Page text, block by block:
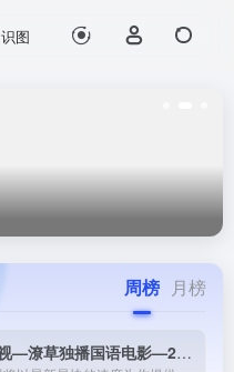
识图
周榜 月榜
潦草影视—潦草独播国语电影—2023最新国语大片—免费国语潦草电影网-潦草影视将以最新最快的速度为你提供：最新电影电视剧的介绍和高速观看地址，好看的电影电视剧在线观看尽在潦草影视，为了更好的服务您，我们正在努力做最好的电影电视剧网站！